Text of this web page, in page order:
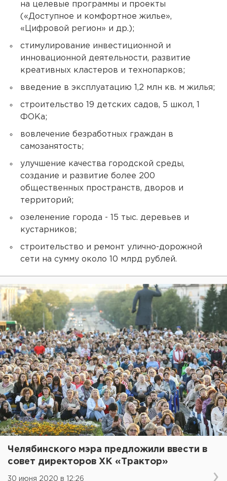
на целевые программы и проекты
(«Доступное и комфортное жилье»,
«Цифровой регион» и др.);
стимулирование инвестиционной и
инновационной деятельности, развитие
креативных кластеров и технопарков;
введение в эксплуатацию 1,2 млн кв. м жилья;
строительство 19 детских садов, 5 школ, 1
ФОКа;
вовлечение безработных граждан в
самозанятость;
улучшение качества городской среды,
создание и развитие более 200
общественных пространств, дворов и
территорий;
озеленение города - 15 тыс. деревьев и
кустарников;
строительство и ремонт улично-дорожной
сети на сумму около 10 млрд рублей.
Челябинского мэра предложили ввести в
совет директоров ХК «Трактор»
30 июня 2020 в 12:26